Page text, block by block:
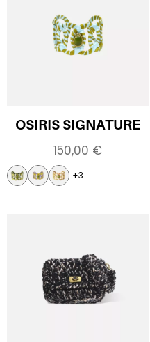
OSIRIS SIGNATURE
150,00 €
+3